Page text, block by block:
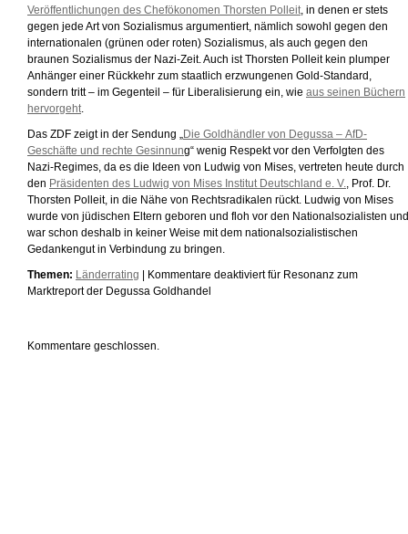
Veröffentlichungen des Chefökonomen Thorsten Polleit , in denen er stets
gegen jede Art von Sozialismus argumentiert, nämlich sowohl gegen den
internationalen (grünen oder roten) Sozialismus, als auch gegen den
braunen Sozialismus der Nazi-Zeit. Auch ist Thorsten Polleit kein plumper
Anhänger einer Rückkehr zum staatlich erzwungenen Gold-Standard,
sondern tritt – im Gegenteil – für Liberalisierung ein, wie aus seinen Büchern
hervorgeht
Das ZDF zeigt in der Sendung „
Die Goldhändler von Degussa – AfD-
Geschäfte und rechte Gesinnung“ wenig Respekt vor den Verfolgten des
Nazi-Regimes, da es die Ideen von Ludwig von Mises, vertreten heute durch
den Präsidenten des Ludwig von Mises Institut Deutschland e. V.
, Prof. Dr.
Thorsten Polleit, in die Nähe von Rechtsradikalen rückt. Ludwig von Mises
wurde von jüdischen Eltern geboren und floh vor den Nationalsozialisten und
war schon deshalb in keiner Weise mit dem nationalsozialistischen
Gedankengut in Verbindung zu bringen.
Themen: Länderrating Kommentare deaktiviertfür Resonanz zum
Marktreport der Degussa Goldhandel
Kommentare geschlossen.